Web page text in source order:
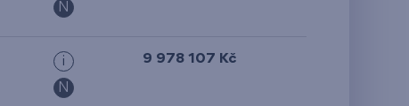
N
i
N
9 978 107 Kč